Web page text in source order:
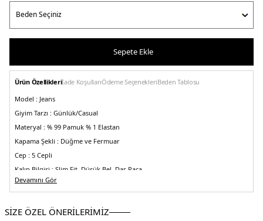
Sepete Ekle
Ürün Özellikleriİade KoşullarıÖdeme SeçenekleriBeden Tablosu
Model : Jeans
Giyim Tarzı : Günlük/Casual
Materyal : % 99 Pamuk % 1 Elastan
Kapama Şekli : Düğme ve Fermuar
Cep : 5 Cepli
Kalıp Bilgisi : Slim Fit, Düşük Bel, Dar Paça
Menşei :Türkiye
tasarım
Devamını Gör
SİZE ÖZEL ÖNERİLERİMİZ